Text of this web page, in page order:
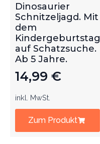
Dinosaurier
Schnitzeljagd. Mit
dem
Kindergeburtstag
auf Schatzsuche.
Ab 5 Jahre.
14,99 €
inkl. MwSt.
Zum Produkt